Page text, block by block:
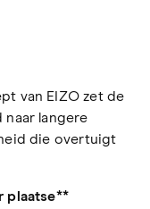
van EIZO zet de
langere
die overtuigt
plaatse**